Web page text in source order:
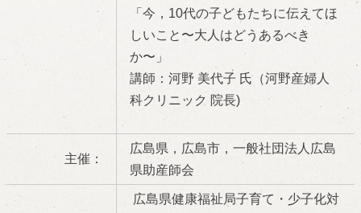
「今，10代の子どもたちに伝えてほ
しいこと〜⼤⼈はどうあるべき
か〜」
講師：河野 美代子 氏（河野産婦人
科クリニック 院長)
主催：
広島県，広島市，一般社団法人広島
県助産師会
広島県健康福祉局子育て・少子化対